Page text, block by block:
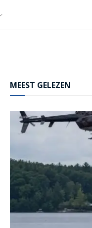
MEEST GELEZEN